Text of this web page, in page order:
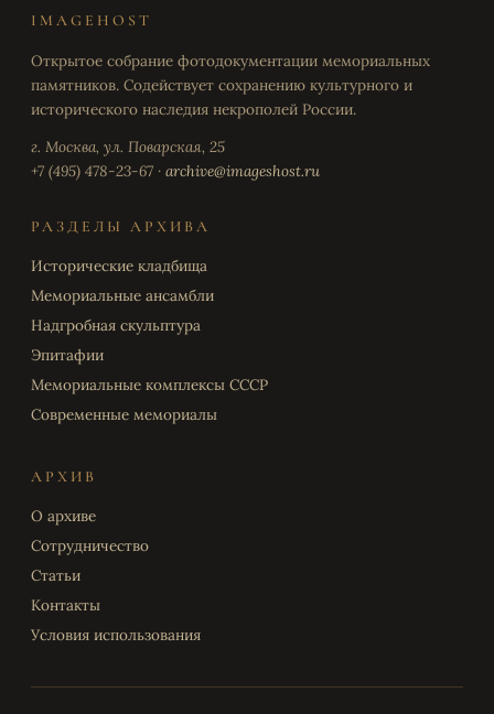
IMAGEHOST
Открытое собрание фотодокументации мемориальных
памятников. Содействует сохранению культурного и
исторического наследия некрополей России.
г. Москва, ул. Поварская, 25
+7 (495) 478-23-67 · archive@imageshost.ru
РАЗДЕЛЫ АРХИВА
Исторические кладбища
Мемориальные ансамбли
Надгробная скульптура
Эпитафии
Мемориальные комплексы СССР
Современные мемориалы
АРХИВ
О архиве
Сотрудничество
Статьи
Контакты
Условия использования